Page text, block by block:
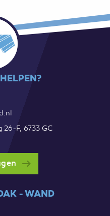
26-F, 6733 GC
- WAND